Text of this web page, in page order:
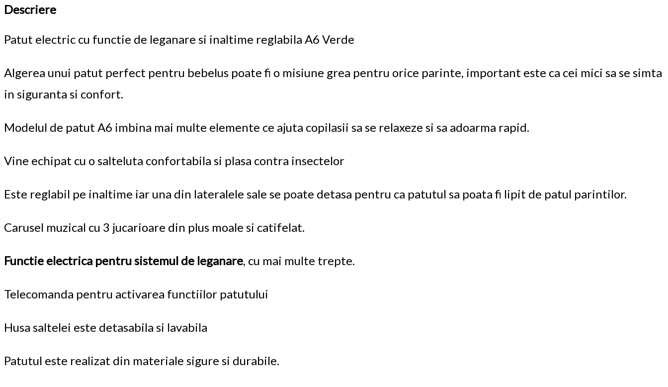
Descriere
Patut electric cu functie de leganare si inaltime reglabila A6 Verde
Algerea unui patut perfect pentru bebelus poate fi o misiune grea pentru orice parinte, important este ca cei mici sa se simta
in siguranta si confort.
Modelul de patut A6 imbina mai multe elemente ce ajuta copilasii sa se relaxeze si sa adoarma rapid.
Vine echipat cu o salteluta confortabila si plasa contra insectelor
Este reglabil pe inaltime iar una din lateralele sale se poate detasa pentru ca patutul sa poata fi lipit de patul parintilor.
Carusel muzical cu 3 jucarioare din plus moale si catifelat.
Functie electrica pentru sistemul de leganare, cu mai multe trepte.
Telecomanda pentru activarea functiilor patutului
Husa saltelei este detasabila si lavabila
Patutul este realizat din materiale sigure si durabile.